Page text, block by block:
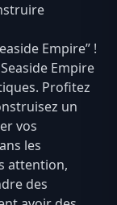
Empire” !
Empire
Profitez
un
vos
les
attention,
des